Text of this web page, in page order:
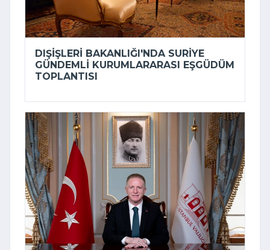
DIŞIŞLERI BAKANLIĞI'NDA SURIYE
GÜNDEMLI KURUMLARARASI EŞGÜDÜM
TOPLANTISI